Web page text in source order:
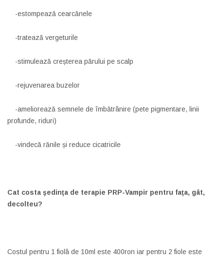
-estompează cearcănele
-tratează vergeturile
-stimulează creșterea părului pe scalp
-rejuvenarea buzelor
-ameliorează semnele de îmbătrânire (pete pigmentare, linii
profunde, riduri)
-vindecă rănile și reduce cicatricile
Cat costa şedinţa de terapie PRP-Vampir pentru faţa, gât,
decolteu?
Costul pentru 1 fiolâ de 10ml este 400ron iar pentru 2 fiole este